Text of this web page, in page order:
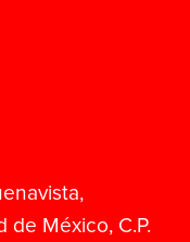
México, C.P.